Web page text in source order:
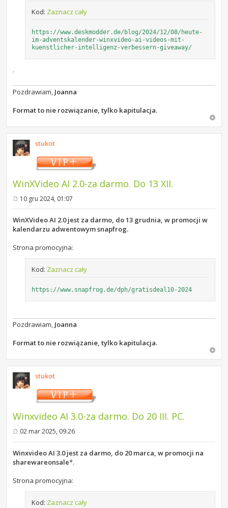
Kod: Zaznacz cały
https://www.deskmodder.de/blog/2024/12/08/heute-
im-adventskalender-winxvideo-ai-videos-mit-
kuenstlicher-intelligenz-verbessern-giveaway/
.
Pozdrawiam, Joanna
Format to nie rozwiązanie, tylko kapitulacja.
stukot
WinXVideo AI 2.0-za darmo. Do 13 XII.
o
s
10 gru 2024, 01:07
WinXVideo AI 2.0 jest za darmo, do 13 grudnia, w promocji w
kalendarzu adwentowym snapfrog.
Strona promocyjna:
Kod: Zaznacz cały
https://www.snapfrog.de/dph/gratisdeal10-2024
Pozdrawiam, Joanna
Format to nie rozwiązanie, tylko kapitulacja.
stukot
Winxvideo AI 3.0-za darmo. Do 20 III. PC.
o
s
02 mar 2025, 09:26
Winxvideo AI 3.0 jest za darmo, do 20 marca, w promocji na
sharewareonsale*.
Strona promocyjna:
Kod: Zaznacz cały